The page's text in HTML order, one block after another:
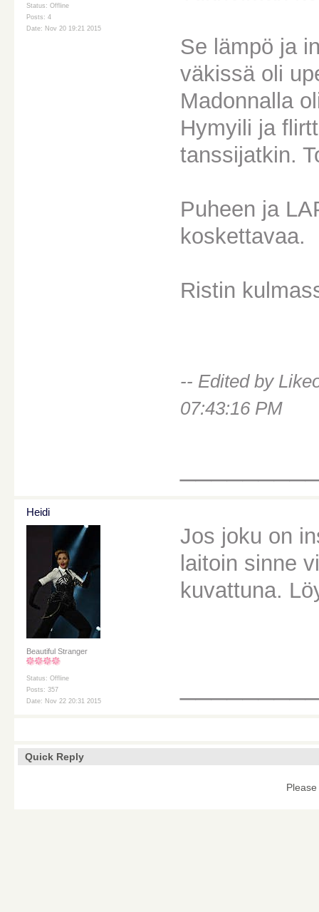
Status: Offline
Posts: 4
Date: Nov 20 19:21 2015
Se lämpö ja
väkissä oli
Madonnalla
Hymyili ja
tanssijatkin.
Puheen ja
koskettavaa.
Ristin
-- Edited by
07:43:16 PM
Heidi
Beautiful Stranger
Status: Offline
Posts: 357
Date: Nov 22 20:31 2015
Jos joku on
laitoin sinne
kuvattuna.
Quick Reply